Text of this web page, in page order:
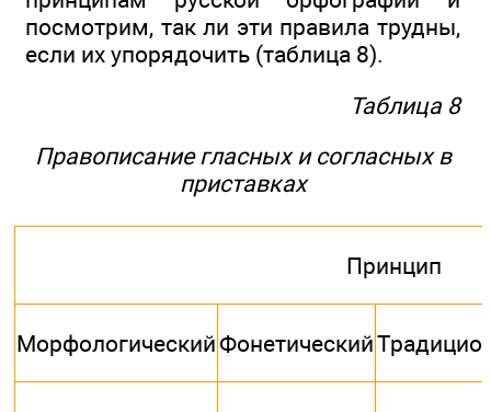
посмотрим, так ли эти правила трудны,
если их упорядочить (таблица 8).
Таблица 8
Правописание гласных и согласных в
приставках
Принцип
МорфологическийФонетический